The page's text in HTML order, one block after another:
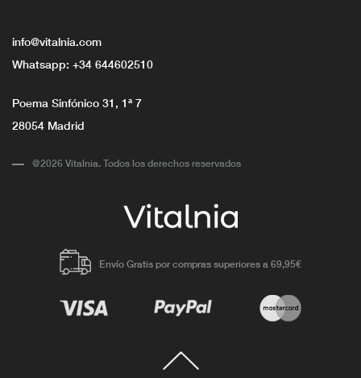
info@vitalnia.com
Whatsapp: +34 644602510
Poema Sinfónico 31, 1ª 7
28054 Madrid
@2026 Vitalnia. Todos los derechos reservados
Envío Gratis por compras superiores a 69,95€